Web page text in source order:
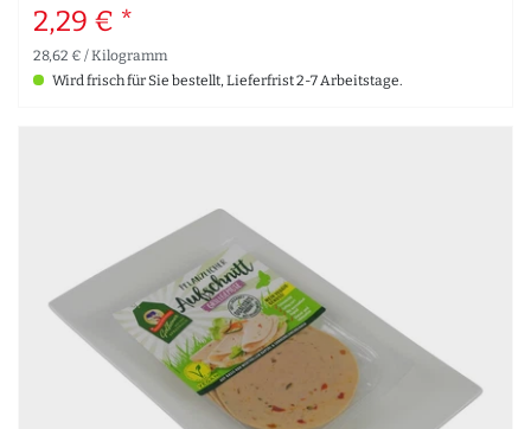
2,29 € *
28,62 € / Kilogramm
Wird frisch für Sie bestellt, Lieferfrist 2-7 Arbeitstage.